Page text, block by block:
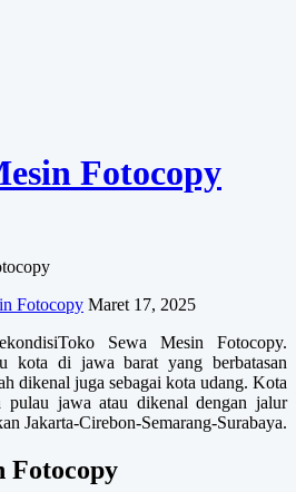
Fotocopy
Fotocopy Maret 17, 2025
Toko Sewa Mesin Fotocopy.
kota di jawa barat yang berbatasan
dikenal juga sebagai kota udang. Kota
jawa atau dikenal dengan jalur
Jakarta-Cirebon-Semarang-Surabaya.
Fotocopy